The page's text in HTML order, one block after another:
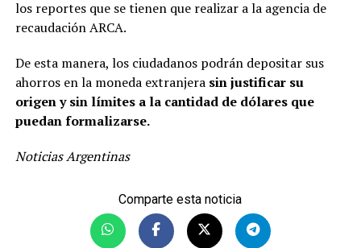
los reportes que se tienen que realizar a la agencia de
recaudación ARCA.
De esta manera, los ciudadanos podrán depositar sus
ahorros en la moneda extranjera sin justificar su
origen y sin límites a la cantidad de dólares que
puedan formalizarse.
Noticias Argentinas
Comparte esta noticia